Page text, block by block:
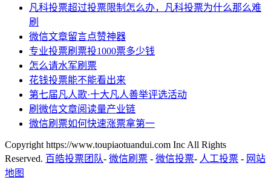
凡科投票超过投票限制怎么办，凡科投票为什么那么难
刷
微信文章留言点赞神器
专业投票刷票投1000票多少钱
怎么请水军刷票
花钱投票能不能看出来
第七届凡人歌·十大凡人善举评选活动
刷微信文章阅读量产业链
微信刷票如何快速涨票拿第一
Copyright https://www.toupiaotuandui.com Inc All Rights
Reserved. 百皓投票团队- 微信刷票 - 微信投票- 人工投票 - 网站
地图